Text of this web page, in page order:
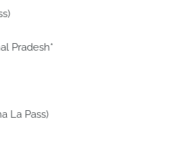
Pradesh*
La Pass)